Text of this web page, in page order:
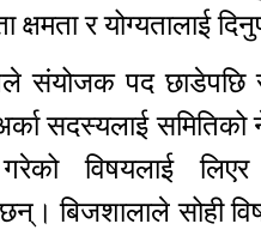
क्षमता र योग्यतालाई
संयोजक पद छाडेपछि
सदस्यलाई समितिको
विषयलाई
बिजशालाले सोही